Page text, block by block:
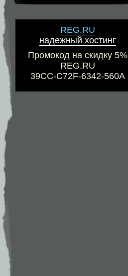
REG.RU
надежный хостинг
Промокод на скидку 5%
REG.RU
39CC-C72F-6342-560A